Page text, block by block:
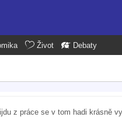
Život Debaty
z práce se v tom hadi krásně